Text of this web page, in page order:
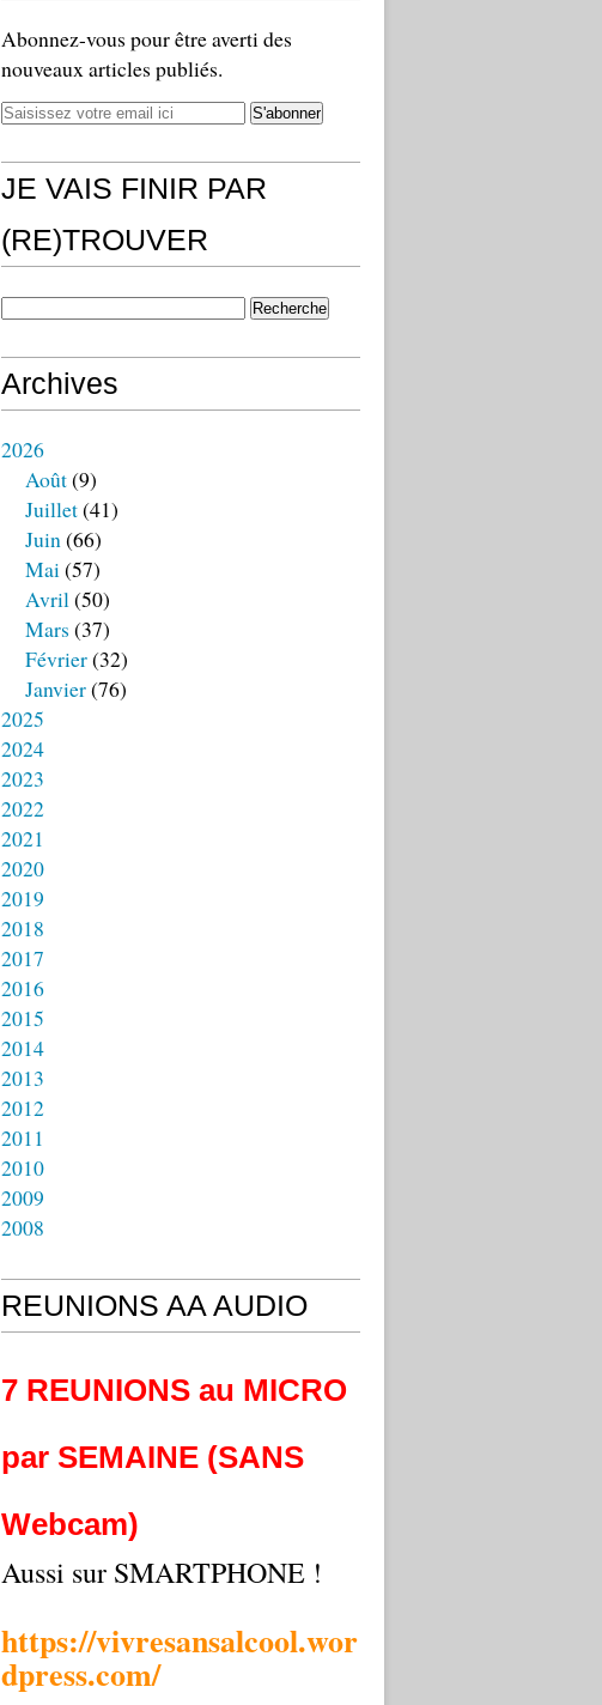
Abonnez-vous pour être averti des
nouveaux articles publiés.
JE VAIS FINIR PAR
(RE)TROUVER
Archives
2026
Août(9)
Juillet(41)
Juin(66)
Mai(57)
Avril(50)
Mars (37)
Février(32)
Janvier(76)
2025
2024
2023
2022
2021
2020
2019
2018
2017
2016
2015
2014
2013
2012
2011
2010
2009
2008
REUNIONS AA AUDIO
7 REUNIONS au MICRO
par SEMAINE (SANS
Webcam)
Aussi sur SMARTPHONE !
https://vivresansalcool.wor
dpress.com/